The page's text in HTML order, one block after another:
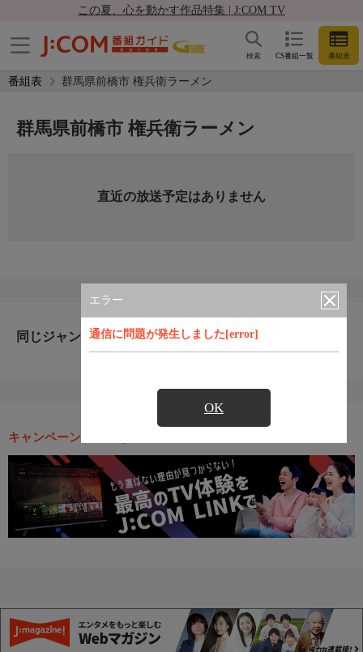
この夏、心を動かす作品特集 | J:COM TV
CS番組一覧 番組表
検索
番組表 群馬県前橋市 権兵衛ラーメン
エラー
通信に問題が発生しました[error]
OK
群馬県前橋市 権兵衛ラーメン
直近の放送予定はありません
同じジャンルのおすすめ番組
キャンペーン・お得な情報